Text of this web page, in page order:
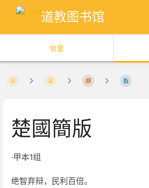
道教图书馆
信息
楚國簡版
·甲本1组
绝智弃辩，民利百倍。